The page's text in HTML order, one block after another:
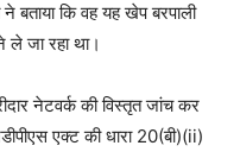
बताया कि वह यह खेप बरपाली
ले जा रहा था।
नेटवर्क की विस्तृत जांच कर
एक्ट की धारा 20(बी)(ii)